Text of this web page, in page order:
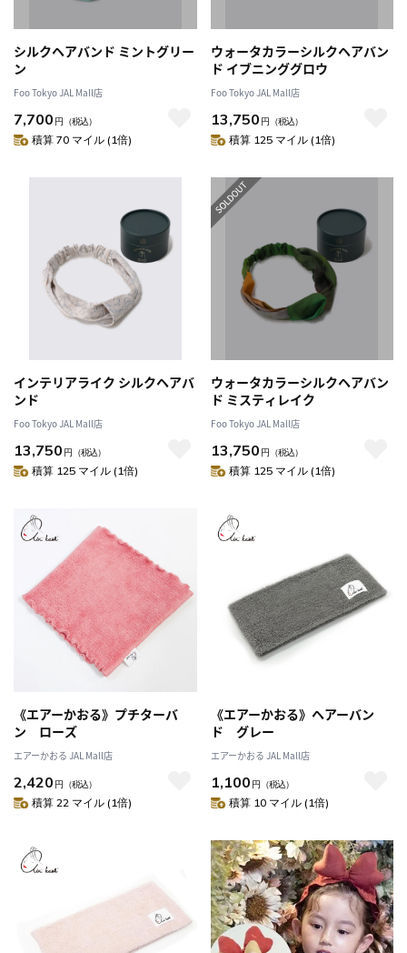
シルクヘアバンド ミントグリー
ン
Foo Tokyo JAL Mall店
7,700 円 （税込）
積算 70 マイル (1倍)
ウォータカラーシルクヘアバン
ド イブニンググロウ
Foo Tokyo JAL Mall店
13,750 円 （税込）
積算 125 マイル (1倍)
インテリアライク シルクヘアバ
ンド
Foo Tokyo JAL Mall店
13,750 円 （税込）
積算 125 マイル (1倍)
ウォータカラーシルクヘアバン
ド ミスティレイク
Foo Tokyo JAL Mall店
13,750 円 （税込）
積算 125 マイル (1倍)
《エアーかおる》プチターバ
ン ローズ
エアーかおる JAL Mall店
2,420 円 （税込）
積算 22 マイル (1倍)
《エアーかおる》ヘアーバン
ド グレー
エアーかおる JAL Mall店
1,100 円 （税込）
積算 10 マイル (1倍)